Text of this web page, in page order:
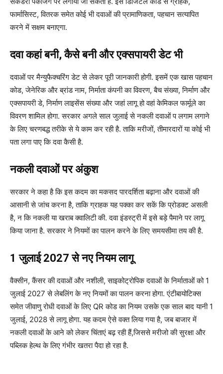
फार्मासिस्ट, वितरक समेत कोई भी दवाओं की प्रामाणिकता, पहचान सत्यापित
करने में सक्षम बनाएगा.
दवा कहां बनी, कैसे बनी और एक्सपायरी डेट भी
दवाओं पर मैन्युफैक्चरिंग डेट से लेकर पूरी जानकारी होगी. इसमें एक खास पहचान
कोड, जेनेरिक और ब्रांड नाम, निर्माता कंपनी का विवरण, बैच संख्या, निर्माण और
एक्सपायरी डे, निर्माण लाइसेंस संख्या और जहां लागू हो वहां केमिकल फार्मूले का
विवरण शामिल होगा. सरकार अगले साल जुलाई से नकली दवाओं प लगाम लगाने
के लिए चरणबद्ध तरीके से ये काम कर रही है. ताकि मरीजों, तीमारदारों या कोई भी
पता लगा पाए कि दवा कैसी है.
नकली दवाओं पर अंकुश
सरकार ने कहा है कि इस कदम का मकसद पारदर्शिता बढ़ाना और दवाओं की
आसानी से जांच करना है, ताकि ग्राहक यह पक्का कर सकें कि प्रोडक्ट असली
है, न कि नकली या खराब क्वालिटी की. दवा इंडस्ट्री में इसे बड़े पैमाने पर लागू
किया जाना है. सरकार ने नियमों का पालन करने के लिए समयसीमा तय की है.
1 जुलाई 2027 से नए नियम लागू
वैक्सीन, कैंसर की दवाओं और नशीली, साइकोट्रोपिक दवाओं के निर्माताओं को 1
जुलाई 2027 से लेबलिंग के नए नियमों का पालन करना होगा. एंटीबायोटिक्स
समेत जीवाणु रोधी दवाओं के लिए QR कोड का नियम उसके एक साल बाद यानी 1
जुलाई, 2028 से लागू होगा. यह कदम ऐसे वक्त लिया गया है, जब बाजार में
नकली दवाओं के आने को लेकर चिंताएं बढ़ रही हैं,जिससे मरीजो की सुरक्षा और
पब्लिक हेल्थ के लिए गंभीर खतरा पैदा हो रहा है.